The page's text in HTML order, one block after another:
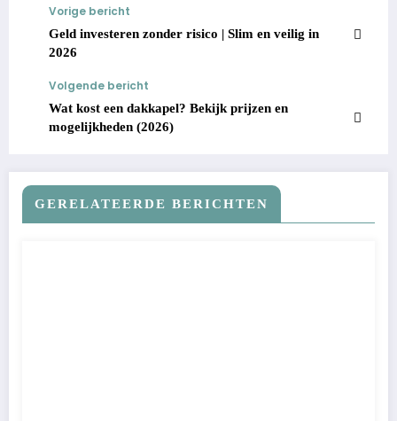
Vorige bericht
Geld investeren zonder risico | Slim en veilig in
2026
Volgende bericht
Wat kost een dakkapel? Bekijk prijzen en
mogelijkheden (2026)
GERELATEERDE BERICHTEN